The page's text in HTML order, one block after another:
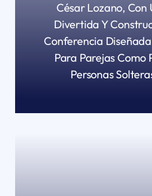
César Lozano, Con
Divertida Y
Conferencia
Para Parejas Como
Personas